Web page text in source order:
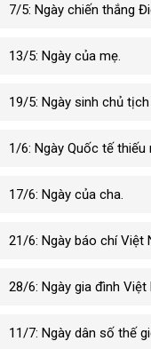
7/5: Ngày chiến thắng
13/5: Ngày của mẹ.
19/5: Ngày sinh chủ
1/6: Ngày Quốc tế thiếu
17/6: Ngày của cha.
21/6: Ngày báo chí Việt
28/6: Ngày gia đình Việt
11/7: Ngày dân số thế